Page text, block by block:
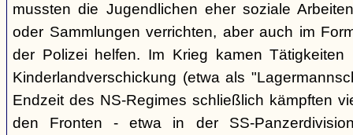
mussten die Jugendlichen eher soziale
oder Sammlungen verrichten, aber auch im
der Polizei helfen. Im Krieg kamen
Kinderlandverschickung (etwa als
Endzeit des NS-Regimes schließlich kämpften
den Fronten - etwa in der SS-